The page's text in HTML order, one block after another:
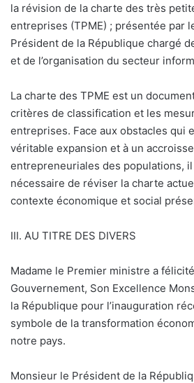
la révision de la charte des très
entreprises (TPME) ; présentée par
Président de la République chargé
et de l’organisation du secteur
La charte des TPME est un
critères de classification et les
entreprises. Face aux obstacles qui
véritable expansion et à un
entrepreneuriales des populations,
nécessaire de réviser la charte
contexte économique et social
III. AU TITRE DES DIVERS
Madame le Premier ministre a
Gouvernement, Son Excellence
la République pour l’inauguration
symbole de la transformation
notre pays.
Monsieur le Président de la